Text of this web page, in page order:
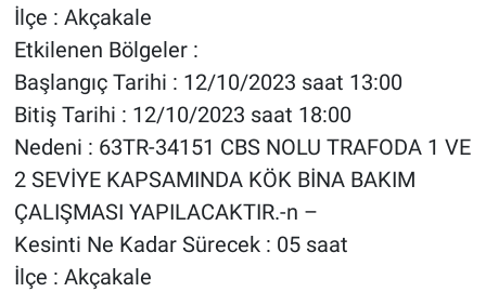
İlçe : Akçakale
Etkilenen Bölgeler :
Başlangıç Tarihi : 12/10/2023 saat 13:00
Bitiş Tarihi : 12/10/2023 saat 18:00
Nedeni : 63TR-34151 CBS NOLU TRAFODA 1 VE
2 SEVİYE KAPSAMINDA KÖK BİNA BAKIM
ÇALIŞMASI YAPILACAKTIR.-n –
Kesinti Ne Kadar Sürecek : 05 saat
İlçe : Akçakale